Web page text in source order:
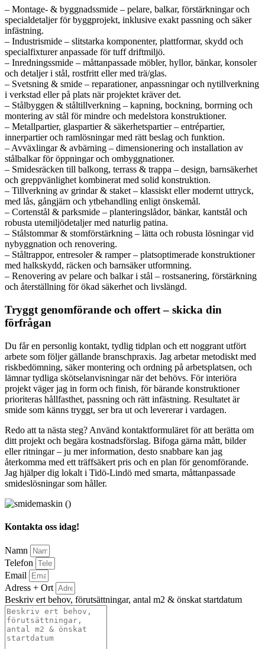
– Montage- & byggnadssmide – pelare, balkar, förstärkningar och
specialdetaljer för byggprojekt, inklusive exakt passning och säker
infästning.
– Industrismide – slitstarka komponenter, plattformar, skydd och
specialfixturer anpassade för tuff driftmiljö.
– Inredningssmide – måttanpassade möbler, hyllor, bänkar, konsoler
och detaljer i stål, rostfritt eller med trä/glas.
– Svetsning & smide – reparationer, anpassningar och nytillverkning
i verkstad eller på plats när projektet kräver det.
– Stålbyggen & ståltillverkning – kapning, bockning, borrning och
montering av stål för mindre och medelstora konstruktioner.
– Metallpartier, glaspartier & säkerhetspartier – entrépartier,
innerpartier och ramlösningar med rätt beslag och funktion.
– Avväxlingar & avbärning – dimensionering och installation av
stålbalkar för öppningar och ombyggnationer.
– Smidesräcken till balkong, terrass & trappa – design, barnsäkerhet
och greppvänlighet kombinerat med solid konstruktion.
– Tillverkning av grindar & staket – klassiskt eller modernt uttryck,
med lås, gångjärn och ytbehandling enligt önskemål.
– Cortenstål & parksmide – planteringslådor, bänkar, kantstål och
robusta utemiljödetaljer med naturlig patina.
– Stålstommar & stomförstärkning – lätta och robusta lösningar vid
nybyggnation och renovering.
– Ståltrappor, entresoler & ramper – platsoptimerade konstruktioner
med halkskydd, räcken och barnsäker utformning.
– Renovering av pelare och balkar i stål – rostsanering, förstärkning
och återställning för ökad säkerhet och livslängd.
Tryggt genomförande och offert – skicka din
förfrågan
Du får en personlig kontakt, tydlig tidplan och ett noggrant utfört
arbete som följer gällande branschpraxis. Jag arbetar metodiskt med
riskbedömning, säker montering och ordning på arbetsplatsen, och
lämnar tydliga skötselanvisningar när det behövs. För interiöra
projekt väger jag in form och finish, för bärande konstruktioner
prioriteras hållfasthet, passning och rätt infästning. Resultatet är
smide som känns tryggt, ser bra ut och levererar i vardagen.
Redo att ta nästa steg? Använd kontaktformuläret för att berätta om
ditt projekt och begära kostnadsförslag. Bifoga gärna mått, bilder
eller ritningar – ju mer information, desto snabbare kan jag
återkomma med ett träffsäkert pris och en plan för genomförande.
Jag hjälper dig lokalt i Tidö-Lindö med smarta, måttanpassade
smideslösningar som håller.
Kontakta oss idag!
Namn
Telefon
Email
Adress + Ort
Beskriv ert behov, förutsättningar, antal m2 & önskat startdatum